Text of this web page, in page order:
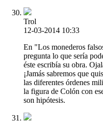
Trol
12-03-2014 10:33
En "Los monederos
pregunta lo que sería
éste escribía su obra.
¡Jamás sabremos que
las diferentes órdenes
la figura de Colón con
son hipótesis.